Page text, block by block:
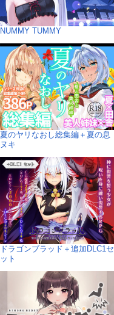
NUMMY TUMMY
夏のヤリなおし総集編＋夏の息
ヌキ
ドラゴンブラッド＋追加DLC1セ
ット